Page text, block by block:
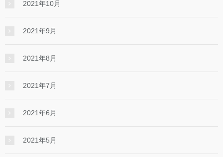
2021年10月
2021年9月
2021年8月
2021年7月
2021年6月
2021年5月